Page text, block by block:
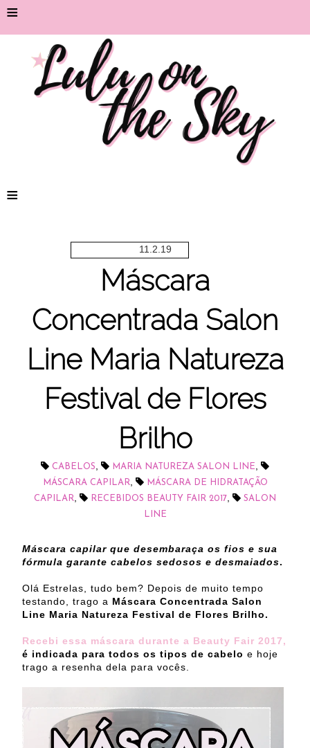
≡
≡
11.2.19
Máscara
Concentrada Salon
Line Maria Natureza
Festival de Flores
Brilho
CABELOS, MARIA NATUREZA SALON LINE,
MÁSCARA CAPILAR,
MÁSCARA DE HIDRATAÇÃO
CAPILAR, RECEBIDOS BEAUTY FAIR 2017,
SALON
LINE
Máscara capilar que desembaraça os fios e sua
fórmula garante cabelos sedosos e desmaiados.
Olá Estrelas, tudo bem? Depois de muito tempo
testando, trago a Máscara Concentrada Salon
Line Maria Natureza Festival de Flores Brilho.
Recebi essa máscara durante a Beauty Fair 2017,
é indicada para todos os tipos de cabelo e hoje
trago a resenha dela para vocês.